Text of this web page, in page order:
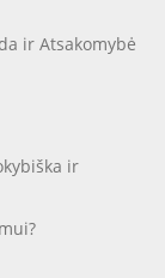
ir Atsakomybė
ir